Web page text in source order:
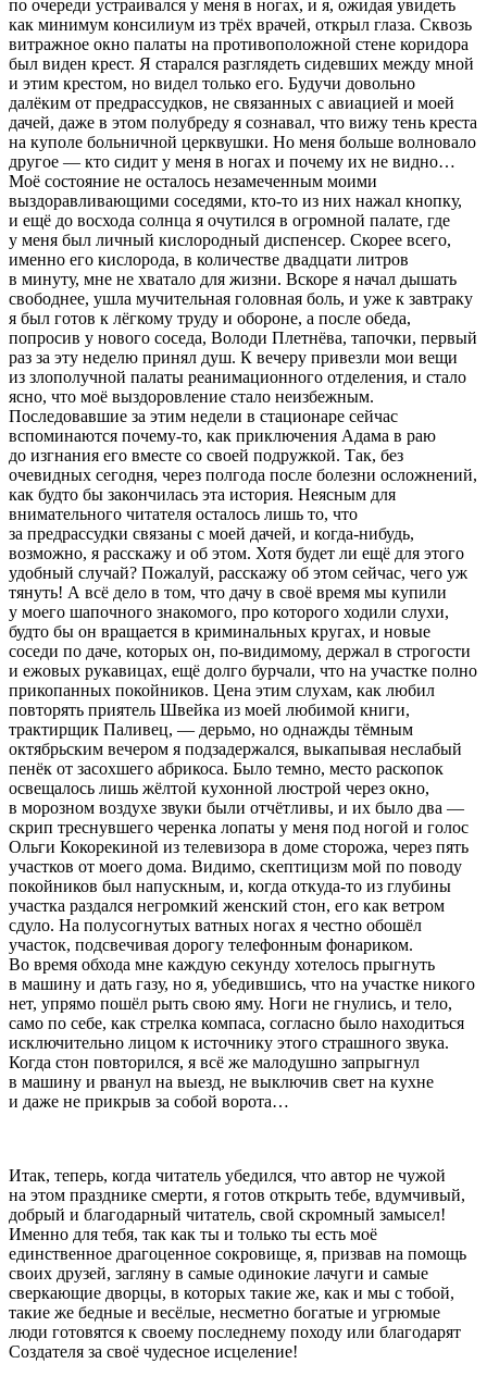
по очереди устраивался у меня в ногах, и я, ожидая увидеть
как минимум консилиум из трёх врачей, открыл глаза. Сквозь
витражное окно палаты на противоположной стене коридора
был виден крест. Я старался разглядеть сидевших между мной
и этим крестом, но видел только его. Будучи довольно
далёким от предрассудков, не связанных с авиацией и моей
дачей, даже в этом полубреду я сознавал, что вижу тень креста
на куполе больничной церквушки. Но меня больше волновало
другое — кто сидит у меня в ногах и почему их не видно…
Моё состояние не осталось незамеченным моими
выздоравливающими соседями, кто-то из них нажал кнопку,
и ещё до восхода солнца я очутился в огромной палате, где
у меня был личный кислородный диспенсер. Скорее всего,
именно его кислорода, в количестве двадцати литров
в минуту, мне не хватало для жизни. Вскоре я начал дышать
свободнее, ушла мучительная головная боль, и уже к завтраку
я был готов к лёгкому труду и обороне, а после обеда,
попросив у нового соседа, Володи Плетнёва, тапочки, первый
раз за эту неделю принял душ. К вечеру привезли мои вещи
из злополучной палаты реанимационного отделения, и стало
ясно, что моё выздоровление стало неизбежным.
Последовавшие за этим недели в стационаре сейчас
вспоминаются почему-то, как приключения Адама в раю
до изгнания его вместе со своей подружкой. Так, без
очевидных сегодня, через полгода после болезни осложнений,
как будто бы закончилась эта история. Неясным для
внимательного читателя осталось лишь то, что
за предрассудки связаны с моей дачей, и когда-нибудь,
возможно, я расскажу и об этом. Хотя будет ли ещё для этого
удобный случай? Пожалуй, расскажу об этом сейчас, чего уж
тянуть! А всё дело в том, что дачу в своё время мы купили
у моего шапочного знакомого, про которого ходили слухи,
будто бы он вращается в криминальных кругах, и новые
соседи по даче, которых он, по-видимому, держал в строгости
и ежовых рукавицах, ещё долго бурчали, что на участке полно
прикопанных покойников. Цена этим слухам, как любил
повторять приятель Швейка из моей любимой книги,
трактирщик Паливец, — дерьмо, но однажды тёмным
октябрьским вечером я подзадержался, выкапывая неслабый
пенёк от засохшего абрикоса. Было темно, место раскопок
освещалось лишь жёлтой кухонной люстрой через окно,
в морозном воздухе звуки были отчётливы, и их было два —
скрип треснувшего черенка лопаты у меня под ногой и голос
Ольги Кокорекиной из телевизора в доме сторожа, через пять
участков от моего дома. Видимо, скептицизм мой по поводу
покойников был напускным, и, когда откуда-то из глубины
участка раздался негромкий женский стон, его как ветром
сдуло. На полусогнутых ватных ногах я честно обошёл
участок, подсвечивая дорогу телефонным фонариком.
Во время обхода мне каждую секунду хотелось прыгнуть
в машину и дать газу, но я, убедившись, что на участке никого
нет, упрямо пошёл рыть свою яму. Ноги не гнулись, и тело,
само по себе, как стрелка компаса, согласно было находиться
исключительно лицом к источнику этого страшного звука.
Когда стон повторился, я всё же малодушно запрыгнул
в машину и рванул на выезд, не выключив свет на кухне
и даже не прикрыв за собой ворота…
Итак, теперь, когда читатель убедился, что автор не чужой
на этом празднике смерти, я готов открыть тебе, вдумчивый,
добрый и благодарный читатель, свой скромный замысел!
Именно для тебя, так как ты и только ты есть моё
единственное драгоценное сокровище, я, призвав на помощь
своих друзей, загляну в самые одинокие лачуги и самые
сверкающие дворцы, в которых такие же, как и мы с тобой,
такие же бедные и весёлые, несметно богатые и угрюмые
люди готовятся к своему последнему походу или благодарят
Создателя за своё чудесное исцеление!